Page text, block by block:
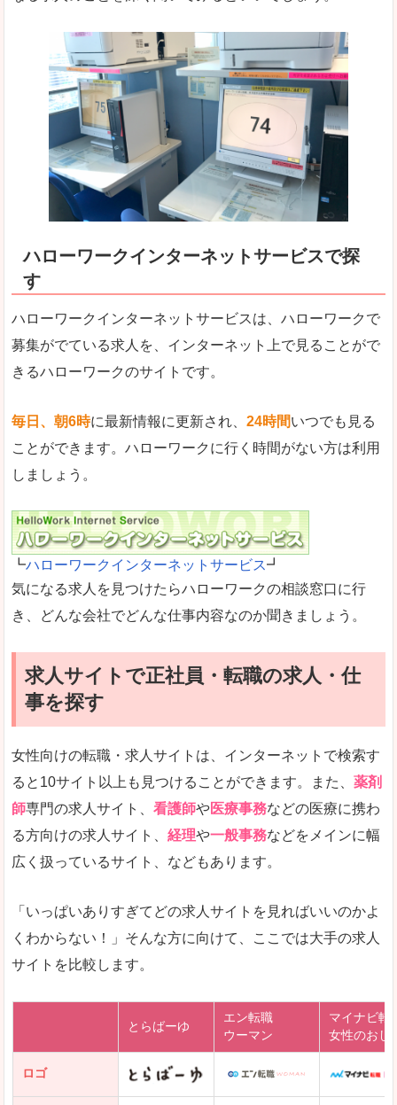
ハローワークインターネットサービスで探
す
ハローワークインターネットサービスは、ハローワークで
募集がでている求人を、インターネット上で見ることがで
きるハローワークのサイトです。
毎日、朝6時に最新情報に更新され、 24時間いつでも見る
ことができます。ハローワークに行く時間がない方は利用
しましょう。
┗ハローワークインターネットサービス┛
気になる求人を見つけたらハローワークの相談窓口に行
き、どんな会社でどんな仕事内容なのか聞きましょう。
求人サイトで正社員・転職の求人・仕
事を探す
女性向けの転職・求人サイトは、インターネットで検索す
ると10サイト以上も見つけることができます。また、 薬剤
師専門の求人サイト、 看護師や医療事務などの医療に携わ
る方向けの求人サイト、 経理や一般事務などをメインに幅
広く扱っているサイト、などもあります。
「いっぱいありすぎてどの求人サイトを見ればいいのかよ
くわからない！」そんな方に向けて、ここでは大手の求人
サイトを比較します。
とらばーゆ
エン転職
ウーマン
マイナビ転
女性のおし
ロゴ